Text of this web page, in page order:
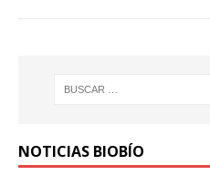
NOTICIAS BIOBÍO